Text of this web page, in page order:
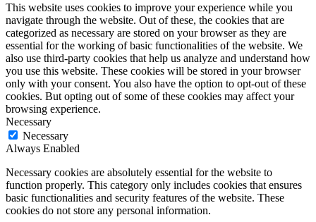
This website uses cookies to improve your experience while you
navigate through the website. Out of these, the cookies that are
categorized as necessary are stored on your browser as they are
essential for the working of basic functionalities of the website. We
also use third-party cookies that help us analyze and understand how
you use this website. These cookies will be stored in your browser
only with your consent. You also have the option to opt-out of these
cookies. But opting out of some of these cookies may affect your
browsing experience.
Necessary
Necessary
Always Enabled
Necessary cookies are absolutely essential for the website to
function properly. This category only includes cookies that ensures
basic functionalities and security features of the website. These
cookies do not store any personal information.